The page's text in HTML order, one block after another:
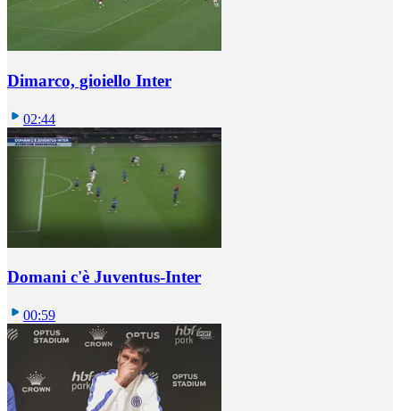
Dimarco, gioiello Inter
02:44
Domani c'è Juventus-Inter
00:59